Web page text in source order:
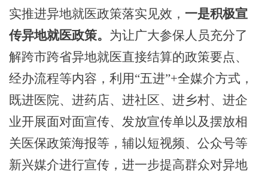
实推进异地就医政策落实见效， 一是积极宣
传异地就医政策。 为让广大参保人员充分了
解跨市跨省异地就医直接结算的政策要点、
经办流程等内容，利用“五进”+全媒介方式，
既进医院、进药店、进社区、进乡村、进企
业开展面对面宣传、发放宣传单以及摆放相
关医保政策海报等，辅以短视频、公众号等
新兴媒介进行宣传，进一步提高群众对异地